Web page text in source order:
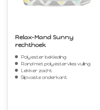
Relax-Mand Sunny
rechthoek
Polyester bekleding
Rand met polyestervlies vulling
Lekker zacht
Slipvaste onderkant